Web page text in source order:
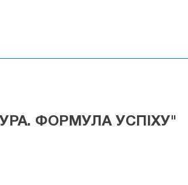
ФОРМУЛА УСПІХУ"